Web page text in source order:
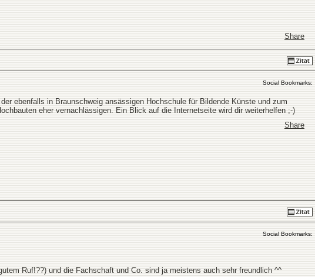
Share
Social Bookmarks:
ebenfalls in Braunschweig ansässigen Hochschule für Bildende Künste und zum
eher vernachlässigen. Ein Blick auf die Internetseite wird dir weiterhelfen ;-)
Share
Social Bookmarks:
Ruf!??) und die Fachschaft und Co. sind ja meistens auch sehr freundlich ^^